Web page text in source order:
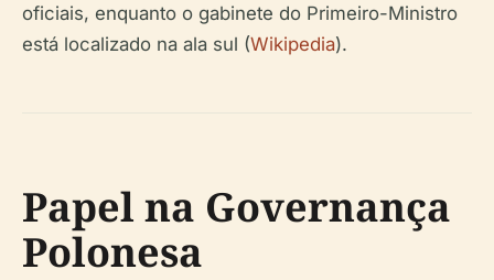
oficiais, enquanto o gabinete do Primeiro-Ministro
está localizado na ala sul (Wikipedia).
Papel na Governança
Polonesa